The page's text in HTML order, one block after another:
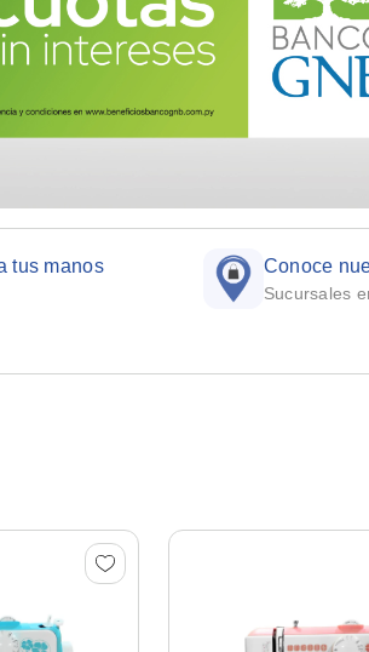
tus manos Conoce
Sucursales